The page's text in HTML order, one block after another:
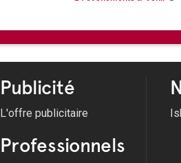
Du 10/07/2026 au 07/08/2026 -
Voir tous les évènements
Publicité
L'offre publicitaire
Professionnels